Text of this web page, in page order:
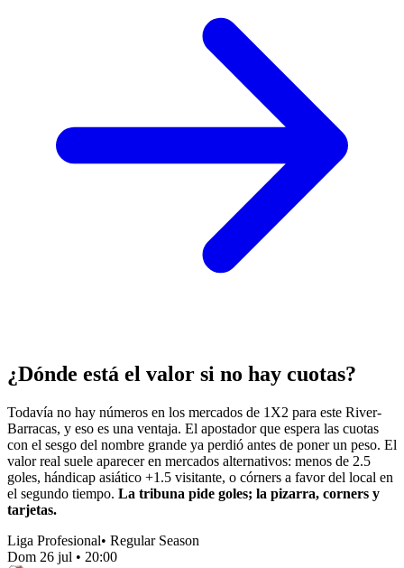
¿Dónde está el valor si no hay cuotas?
Todavía no hay números en los mercados de 1X2 para este River-
Barracas, y eso es una ventaja. El apostador que espera las cuotas
con el sesgo del nombre grande ya perdió antes de poner un peso. El
valor real suele aparecer en mercados alternativos: menos de 2.5
goles, hándicap asiático +1.5 visitante, o córners a favor del local en
el segundo tiempo. La tribuna pide goles; la pizarra, corners y
tarjetas.
Liga Profesional• Regular Season
Dom 26 jul • 20:00